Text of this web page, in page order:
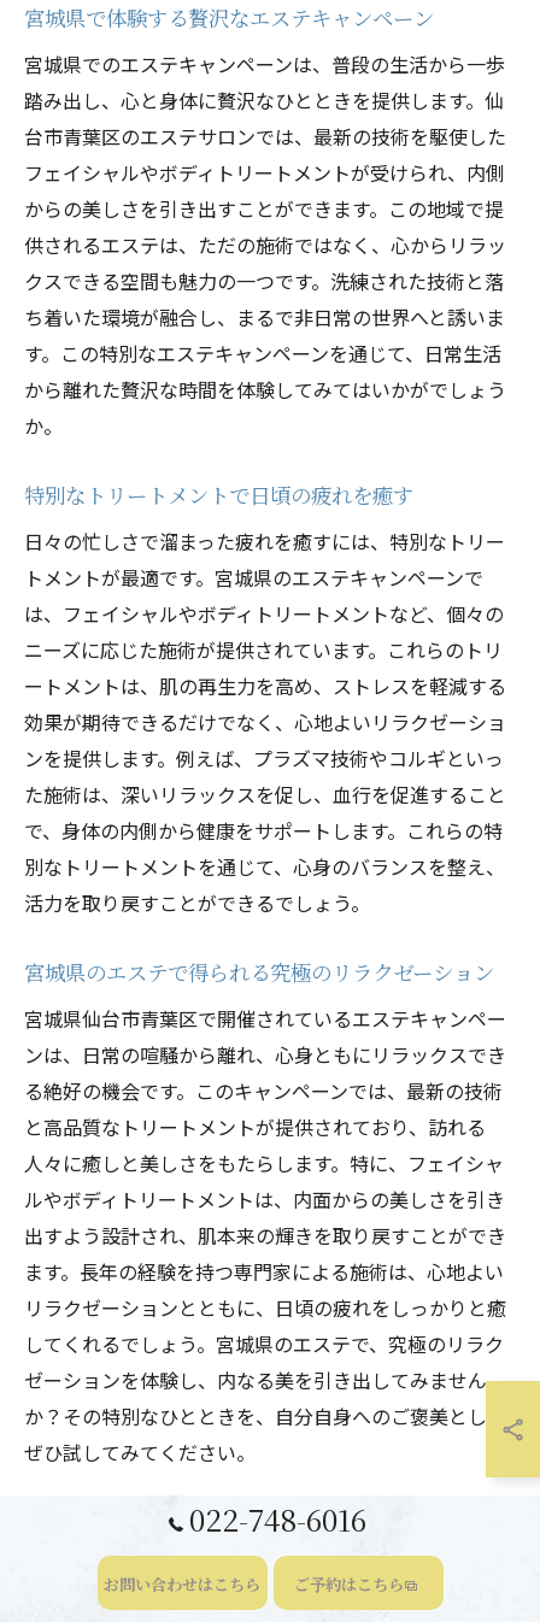
宮城県で体験する贅沢なエステキャンペーン
宮城県でのエステキャンペーンは、普段の生活から一歩
踏み出し、心と身体に贅沢なひとときを提供します。仙
台市青葉区のエステサロンでは、最新の技術を駆使した
フェイシャルやボディトリートメントが受けられ、内側
からの美しさを引き出すことができます。この地域で提
供されるエステは、ただの施術ではなく、心からリラッ
クスできる空間も魅力の一つです。洗練された技術と落
ち着いた環境が融合し、まるで非日常の世界へと誘いま
す。この特別なエステキャンペーンを通じて、日常生活
から離れた贅沢な時間を体験してみてはいかがでしょう
か。
特別なトリートメントで日頃の疲れを癒す
日々の忙しさで溜まった疲れを癒すには、特別なトリー
トメントが最適です。宮城県のエステキャンペーンで
は、フェイシャルやボディトリートメントなど、個々の
ニーズに応じた施術が提供されています。これらのトリ
ートメントは、肌の再生力を高め、ストレスを軽減する
効果が期待できるだけでなく、心地よいリラクゼーショ
ンを提供します。例えば、プラズマ技術やコルギといっ
た施術は、深いリラックスを促し、血行を促進すること
で、身体の内側から健康をサポートします。これらの特
別なトリートメントを通じて、心身のバランスを整え、
活力を取り戻すことができるでしょう。
宮城県のエステで得られる究極のリラクゼーション
宮城県仙台市青葉区で開催されているエステキャンペー
ンは、日常の喧騒から離れ、心身ともにリラックスでき
る絶好の機会です。このキャンペーンでは、最新の技術
と高品質なトリートメントが提供されており、訪れる
人々に癒しと美しさをもたらします。特に、フェイシャ
ルやボディトリートメントは、内面からの美しさを引き
出すよう設計され、肌本来の輝きを取り戻すことができ
ます。長年の経験を持つ専門家による施術は、心地よい
リラクゼーションとともに、日頃の疲れをしっかりと癒
してくれるでしょう。宮城県のエステで、究極のリラク
ゼーションを体験し、内なる美を引き出してみません
か？その特別なひとときを、自分自身へのご褒美として
ぜひ試してみてください。
エステキャンペーンを活用して美しさを引き出す
エステキャンペーンは、宮城県仙台市での美と癒しの体
験をより深く楽しむ絶好の機会です。このキャンペーン
022-748-6016
お問い合わせはこちら ご予約はこちら